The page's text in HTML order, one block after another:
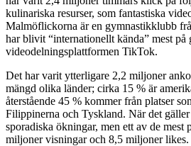
kulinariska resurser, som fantastiska
Malmöflickorna är en gymnastikklubb
har blivit “internationellt kända” mest på
videodelningsplattformen TikTok.
Det har varit ytterligare 2,2 miljoner
mängd olika länder; cirka 15 % är
återstående 45 % kommer från platser
Filippinerna och Tyskland. När det
sporadiska ökningar, men ett av de mest
miljoner visningar och 8,5 miljoner likes.